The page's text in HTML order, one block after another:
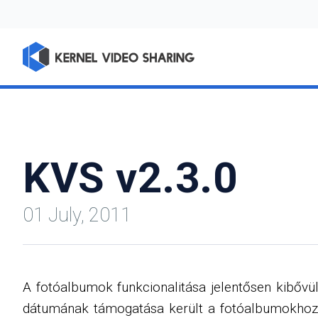
KVS v2.3.0
01 July, 2011
A fotóalbumok funkcionalitása jelentősen
dátumának támogatása került a